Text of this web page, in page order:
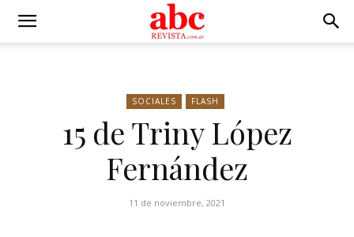
SOCIALES FLASH
15 de Triny López
Fernández
11 de noviembre, 2021